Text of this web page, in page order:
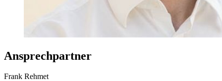
Ansprechpartner
Frank Rehmet